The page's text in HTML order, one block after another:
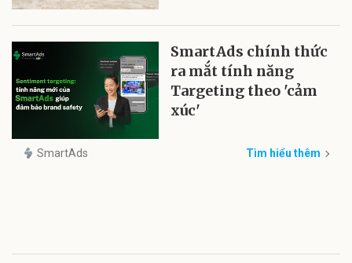
SmartAds chính thức
ra mắt tính năng
Targeting theo 'cảm
xúc'
SmartAds Tìm hiểu thêm